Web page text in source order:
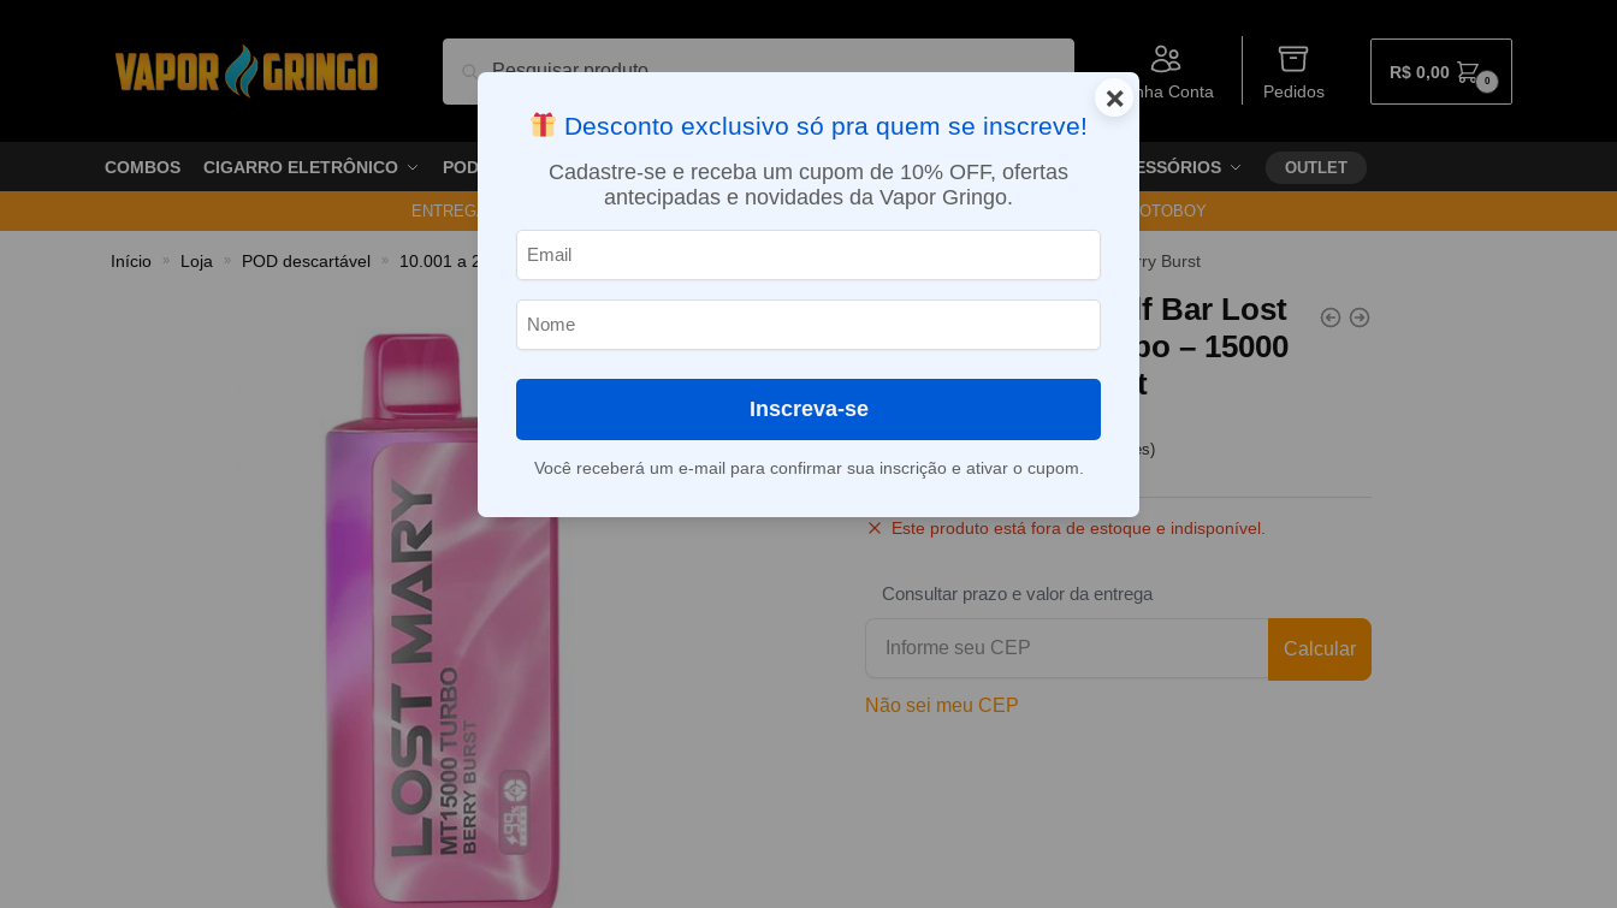
Pesquisar
Minha Conta Pedidos
R$ 0,00 0
COMBOS CIGARRO ELETRÔNICO PODS VAPORIZADOR DE ERVAS E-LIQUÍDOS NICOTINA ORAL ACESSÓRIOS OUTLET
ENTREGA NO MESMO DIA EM SÃO PAULO (SEG A SEX): PEDIDOS APROVADOS ATÉ 15:30 VIA MOTOBOY
Início » Loja » POD descartável » 10.001 a 20.000 Puffs Pod Descartável Elf Bar Lost Mary MT15000 Turbo – 15000 Puffs – Berry Burst
Pod Descartável Elf Bar Lost
Mary MT15000 Turbo – 15000
Puffs – Berry Burst
avaliações de clientes)
Este produto está fora de estoque e indisponível.
Consultar prazo e valor da entrega
Calcular
Não sei meu CEP
×
Desconto exclusivo só pra quem se inscreve!
Cadastre-se e receba um cupom de 10% OFF, ofertas
antecipadas e novidades da Vapor Gringo.
Inscreva-se
Você receberá um e-mail para confirmar sua inscrição e ativar o cupom.